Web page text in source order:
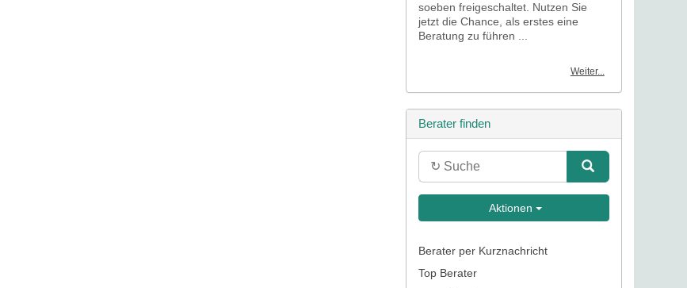
soeben freigeschaltet. Nutzen Sie
jetzt die Chance, als erstes eine
Beratung zu führen ...
Weiter...
Berater finden
Aktionen
Berater per Kurznachricht
Top Berater